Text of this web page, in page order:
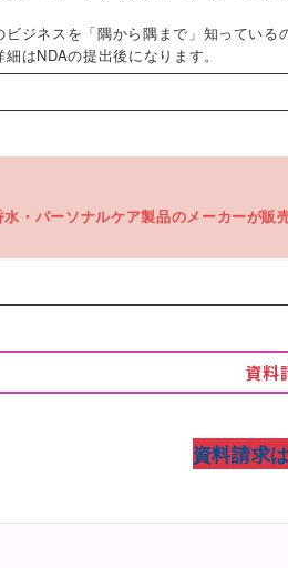
ビジネスを「隅から隅まで」知っている
細はNDAの提出後になります。
・パーソナルケア製品のメーカーが販
資料
資料請求